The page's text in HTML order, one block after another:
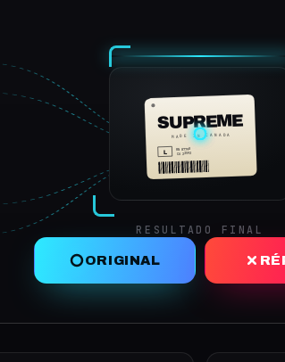
SUPREME
MADE IN CANADA
L
RN 87790
CA 23593
RESULTADO FINAL
ORIGINAL